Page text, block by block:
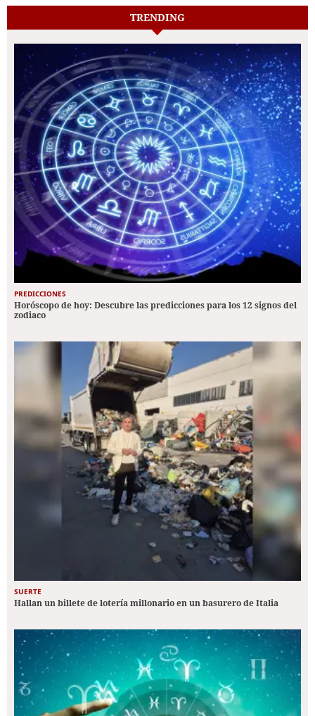
TRENDING
PREDICCIONES
Horóscopo de hoy: Descubre las predicciones para los 12 signos del
zodiaco
SUERTE
Hallan un billete de lotería millonario en un basurero de Italia